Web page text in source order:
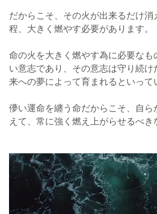
だからこそ、その火が出来るだけ消
程、大きく燃やす必要があります。
命の火を大きく燃やす為に必要なも
い意志であり、その意志は守り続
来への夢によって育まれるといって
儚い運命を纏う命だからこそ、自
えて、常に強く燃え上がらせるべき